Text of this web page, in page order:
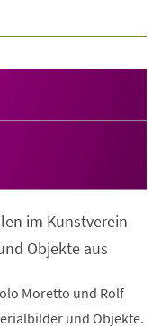
im Kunstverein
Objekte aus
Moretto und Rolf
und Objekte.